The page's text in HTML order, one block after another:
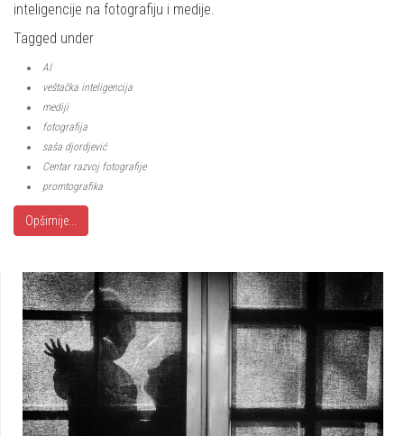
inteligencije na fotografiju i medije.
Tagged under
AI
veštačka inteligencija
mediji
fotografija
saša djordjević
Centar razvoj fotografije
promtografika
Opširnije...